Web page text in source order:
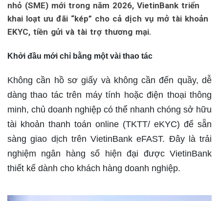
nhỏ (SME) mới trong năm 2026, VietinBank triển
khai loạt ưu đãi “kép” cho cả dịch vụ mở tài khoản
EKYC, tiền gửi và tài trợ thương mại.
Khởi đầu mới chỉ bằng một vài thao tác
Không cần hồ sơ giấy và không cần đến quầy, dễ
dàng thao tác trên máy tính hoặc điện thoại thông
minh, chủ doanh nghiệp có thể nhanh chóng sở hữu
tài khoản thanh toán online (TKTT/ eKYC) để sẵn
sàng giao dịch trên VietinBank eFAST. Đây là trải
nghiệm ngân hàng số hiện đại được VietinBank
thiết kế dành cho khách hàng doanh nghiệp.